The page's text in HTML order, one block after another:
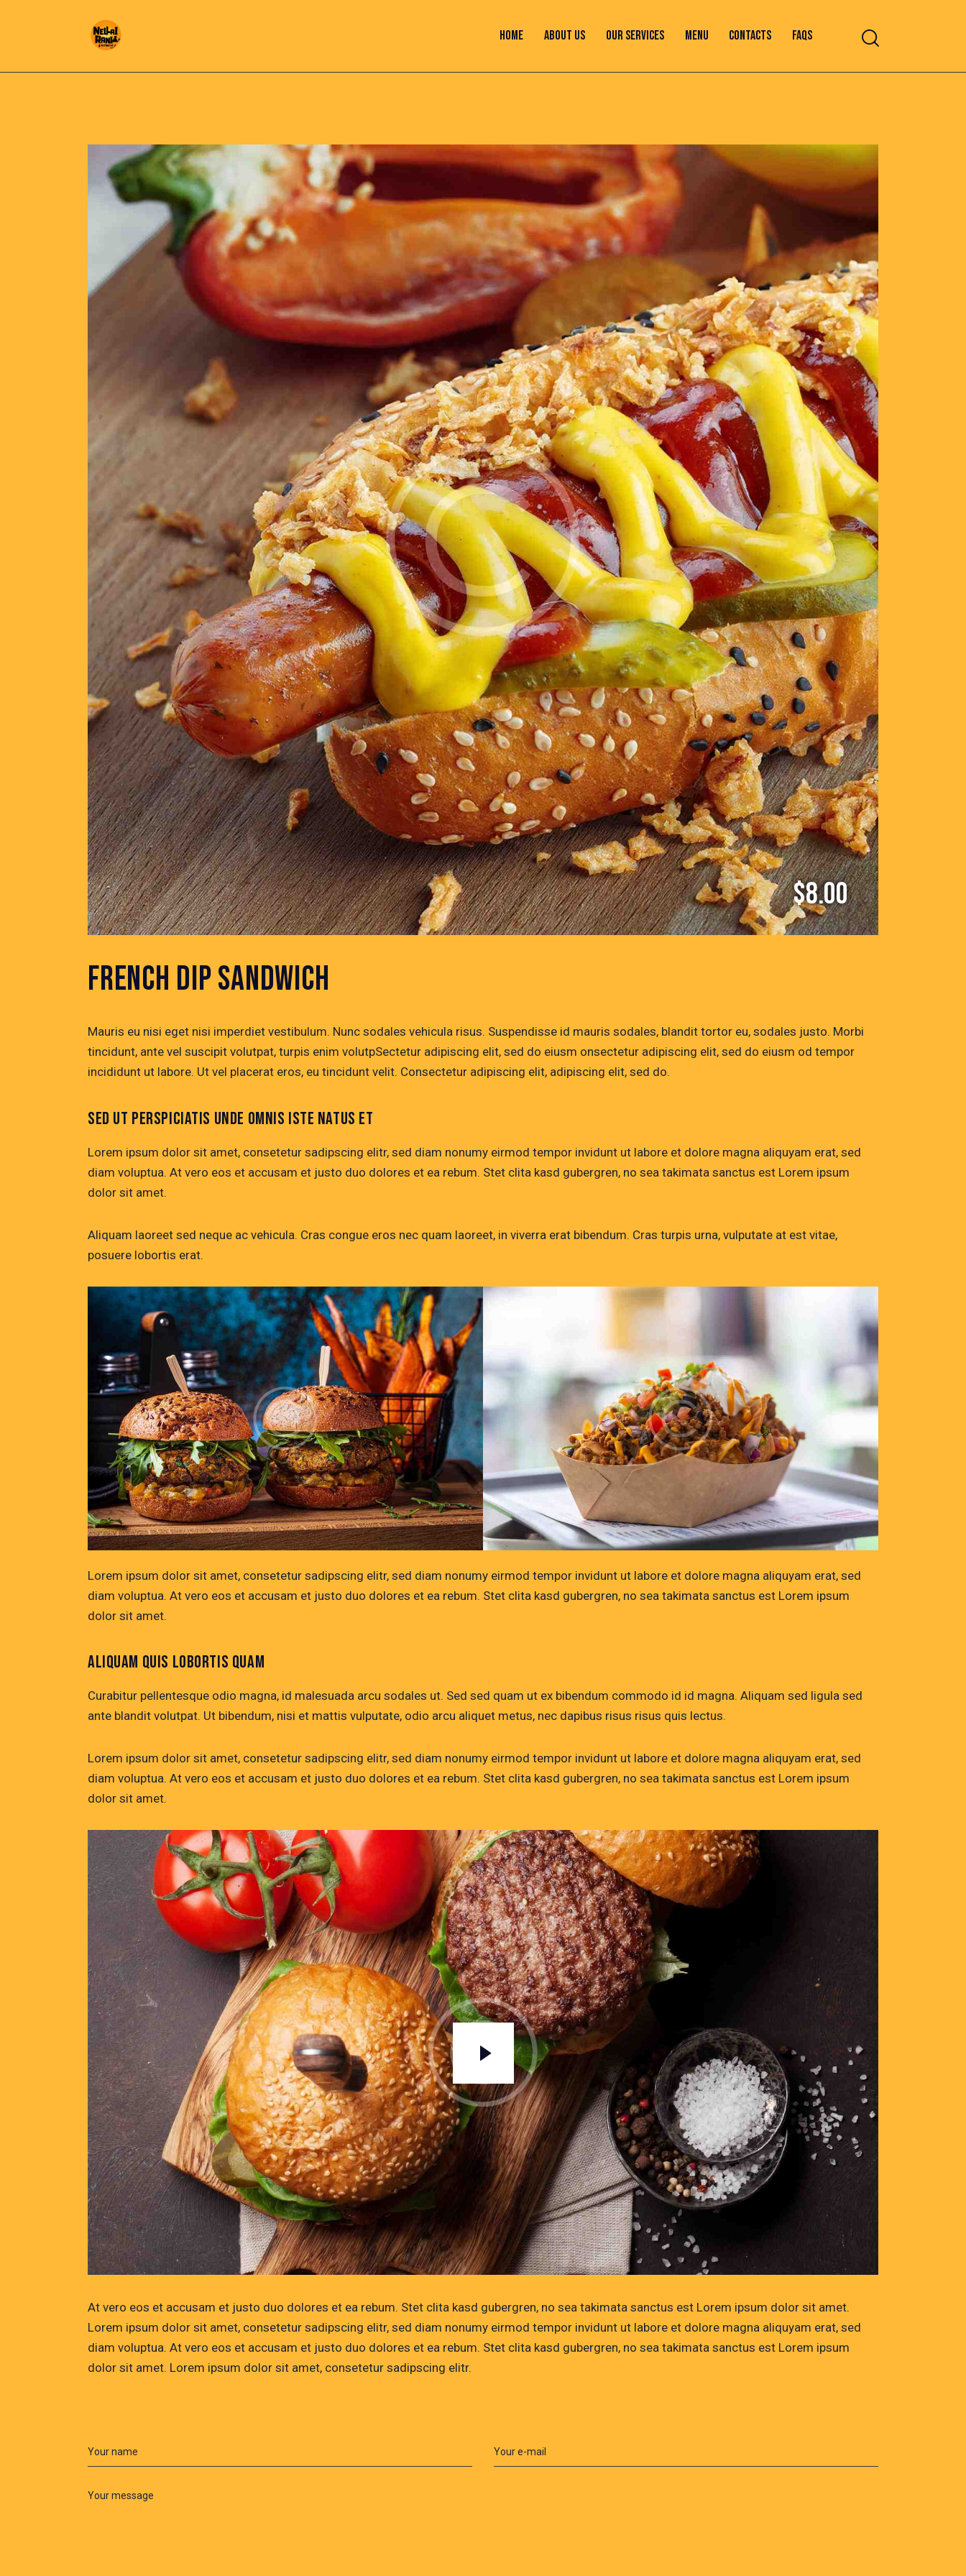
HOME ABOUT US OUR SERVICES MENU CONTACTS FAQS
$8.00
FRENCH DIP SANDWICH
Mauris eu nisi eget nisi imperdiet vestibulum. Nunc sodales vehicula risus. Suspendisse id mauris sodales, blandit tortor eu, sodales justo. Morbi
tincidunt, ante vel suscipit volutpat, turpis enim volutpSectetur adipiscing elit, sed do eiusm onsectetur adipiscing elit, sed do eiusm od tempor
incididunt ut labore. Ut vel placerat eros, eu tincidunt velit. Consectetur adipiscing elit, adipiscing elit, sed do.
SED UT PERSPICIATIS UNDE OMNIS ISTE NATUS ET
Lorem ipsum dolor sit amet, consetetur sadipscing elitr, sed diam nonumy eirmod tempor invidunt ut labore et dolore magna aliquyam erat, sed
diam voluptua. At vero eos et accusam et justo duo dolores et ea rebum. Stet clita kasd gubergren, no sea takimata sanctus est Lorem ipsum
dolor sit amet.
Aliquam laoreet sed neque ac vehicula. Cras congue eros nec quam laoreet, in viverra erat bibendum. Cras turpis urna, vulputate at est vitae,
posuere lobortis erat.
Lorem ipsum dolor sit amet, consetetur sadipscing elitr, sed diam nonumy eirmod tempor invidunt ut labore et dolore magna aliquyam erat, sed
diam voluptua. At vero eos et accusam et justo duo dolores et ea rebum. Stet clita kasd gubergren, no sea takimata sanctus est Lorem ipsum
dolor sit amet.
ALIQUAM QUIS LOBORTIS QUAM
Curabitur pellentesque odio magna, id malesuada arcu sodales ut. Sed sed quam ut ex bibendum commodo id id magna. Aliquam sed ligula sed
ante blandit volutpat. Ut bibendum, nisi et mattis vulputate, odio arcu aliquet metus, nec dapibus risus risus quis lectus.
Lorem ipsum dolor sit amet, consetetur sadipscing elitr, sed diam nonumy eirmod tempor invidunt ut labore et dolore magna aliquyam erat, sed
diam voluptua. At vero eos et accusam et justo duo dolores et ea rebum. Stet clita kasd gubergren, no sea takimata sanctus est Lorem ipsum
dolor sit amet.
At vero eos et accusam et justo duo dolores et ea rebum. Stet clita kasd gubergren, no sea takimata sanctus est Lorem ipsum dolor sit amet.
Lorem ipsum dolor sit amet, consetetur sadipscing elitr, sed diam nonumy eirmod tempor invidunt ut labore et dolore magna aliquyam erat, sed
diam voluptua. At vero eos et accusam et justo duo dolores et ea rebum. Stet clita kasd gubergren, no sea takimata sanctus est Lorem ipsum
dolor sit amet. Lorem ipsum dolor sit amet, consetetur sadipscing elitr.